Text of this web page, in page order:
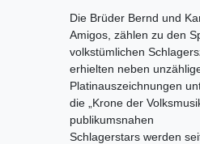
Die Brüder Bernd und
Amigos, zählen zu den
volkstümlichen
erhielten neben
Platinauszeichnungen
die „Krone der
publikumsnahen
Schlagerstars werden